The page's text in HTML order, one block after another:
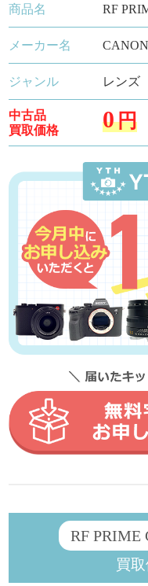
商品名 RF
メーカー名 CANON
ジャンル レンズ
中古品
買取価格
0円
RF PRIME
買